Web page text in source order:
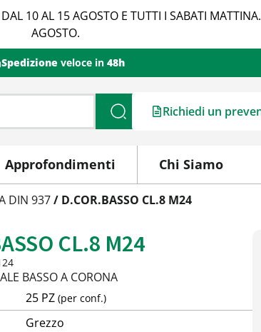
10 AL 15 AGOSTO E TUTTI I SABATI
AGOSTO.
Spedizione veloce in 48h
Cerca Richiedi un
Approfondimenti Chi Siamo
DIN 937/ D.COR.BASSO CL.8 M24
CL.8 M24
BASSO A CORONA
25 PZ (per conf.)
Grezzo